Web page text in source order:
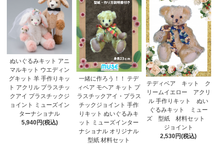
ぬいぐるみキット アニ
マルキット ウエディン
グキット 羊 手作りキッ
ト アクリル プラスチッ
クアイ プラスチックジ
ョイント ミューズイン
ターナショナル
5,940円(税込)
一緒に作ろう！！ テデ
ィベア モヘア キット プ
ラスチックアイ・プラス
チックジョイント 手作
りキット ぬいぐるみキ
ット ミューズインター
ナショナル オリジナル
型紙 材料セット
テディベア キット ク
リームイエロー アクリ
ル 手作りキット ぬい
ぐるみキット ミュー
ズ 型紙 材料セット
ジョイント
2,530円(税込)